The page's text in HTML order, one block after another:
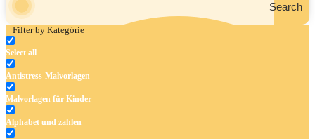
Search
Filter by Kategórie
Select all
Antistress-Malvorlagen
Malvorlagen für Kinder
Alphabet und zahlen